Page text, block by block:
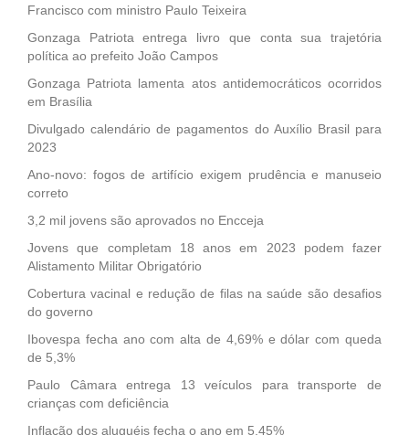
Francisco com ministro Paulo Teixeira
Gonzaga Patriota entrega livro que conta sua trajetória
política ao prefeito João Campos
Gonzaga Patriota lamenta atos antidemocráticos ocorridos
em Brasília
Divulgado calendário de pagamentos do Auxílio Brasil para
2023
Ano-novo: fogos de artifício exigem prudência e manuseio
correto
3,2 mil jovens são aprovados no Encceja
Jovens que completam 18 anos em 2023 podem fazer
Alistamento Militar Obrigatório
Cobertura vacinal e redução de filas na saúde são desafios
do governo
Ibovespa fecha ano com alta de 4,69% e dólar com queda
de 5,3%
Paulo Câmara entrega 13 veículos para transporte de
crianças com deficiência
Inflação dos aluguéis fecha o ano em 5,45%